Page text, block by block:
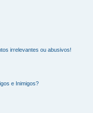
irrelevantes ou abusivos!
e Inimigos?